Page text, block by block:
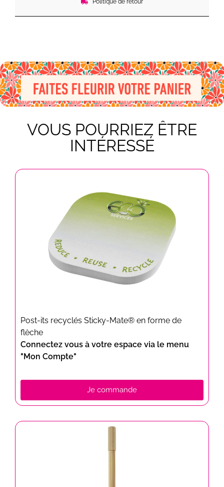
Politique de retour
VOUS POURRIEZ ÊTRE
INTÉRESSÉ
Post-its recyclés Sticky-Mate® en forme de
flèche
Connectez vous à votre espace via le menu
"Mon Compte"
Je commande